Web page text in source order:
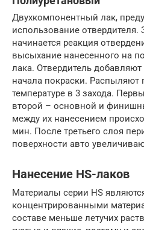
Двухкомпонентный лак,
использование отвердителя.
начинается реакция
высыхание нанесенного на
лака. Отвердитель
начала покраски. Распыляют
температуре в 3 захода.
второй – основной и
между их нанесением
мин. После третьего слоя
поверхности авто
Нанесение HS-лаков
Материалы серии HS
концентрированными
составе меньше летучих